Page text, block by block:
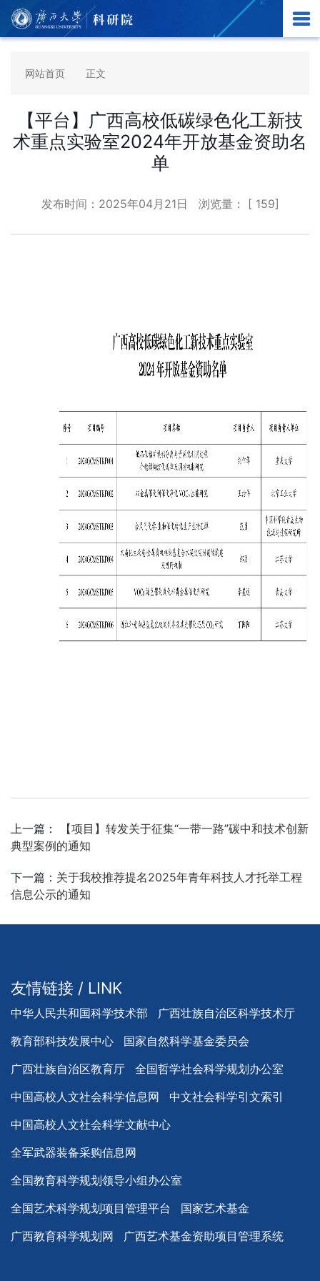
网站首页 正文
【平台】广西高校低碳绿色化工新技
术重点实验室2024年开放基金资助名
单
发布时间： 2025年04月21日 浏览量： [159]
上一篇：
【项目】转发关于征集“一带一路”碳中和技术创新
典型案例的通知
下一篇： 关于我校推荐提名2025年青年科技人才托举工程
信息公示的通知
友情链接 / LINK
中华人民共和国科学技术部
广西壮族自治区科学技术厅
教育部科技发展中心
国家自然科学基金委员会
广西壮族自治区教育厅
全国哲学社会科学规划办公室
中国高校人文社会科学信息网
中文社会科学引文索引
中国高校人文社会科学文献中心
全军武器装备采购信息网
全国教育科学规划领导小组办公室
全国艺术科学规划项目管理平台
国家艺术基金
广西教育科学规划网
广西艺术基金资助项目管理系统